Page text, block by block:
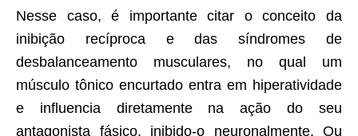
Nesse caso, é importante citar o conceito da
inibição recíproca e das síndromes de
desbalanceamento musculares, no qual um
músculo tônico encurtado entra em hiperatividade
e influencia diretamente na ação do seu
antagonista fásico, inibido-o neuronalmente. Ou